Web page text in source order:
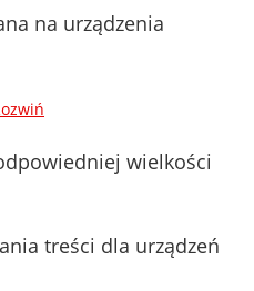
na urządzenia
wielkości
treści dla urządzeń